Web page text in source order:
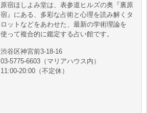
原宿ほしよみ堂は、表参道ヒルズの奥『裏原
宿』にある、多彩な占術と心理を読み解くタ
ロットなどをあわせた、最新の学術理論を
使って複合的に鑑定する占い館です。
渋谷区神宮前3-18-16
03-5775-6603（マリアハウス内）
11:00-20:00（不定休）